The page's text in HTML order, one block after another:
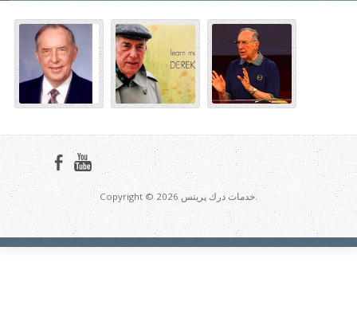
Copyright © 2026 خدمات درك پرينس.